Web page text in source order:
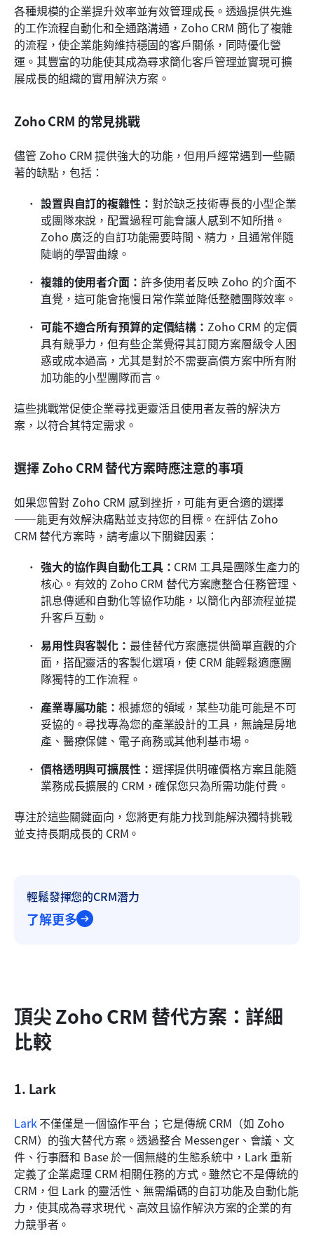
各種規模的企業提升效率並有效管理成長。透過提供先進
的工作流程自動化和全通路溝通，Zoho CRM 簡化了複雜
的流程，使企業能夠維持穩固的客戶關係，同時優化營
運。其豐富的功能使其成為尋求簡化客戶管理並實現可擴
展成長的組織的實用解決方案。
Zoho CRM 的常見挑戰
儘管 Zoho CRM 提供強大的功能，但用戶經常遇到一些顯
著的缺點，包括：
設置與自訂的複雜性： 對於缺乏技術專長的小型企業
或團隊來說，配置過程可能會讓人感到不知所措。
Zoho 廣泛的自訂功能需要時間、精力，且通常伴隨
陡峭的學習曲線。
複雜的使用者介面： 許多使用者反映 Zoho 的介面不
直覺，這可能會拖慢日常作業並降低整體團隊效率。
可能不適合所有預算的定價結構： Zoho CRM 的定價
具有競爭力，但有些企業覺得其訂閱方案層級令人困
惑或成本過高，尤其是對於不需要高價方案中所有附
加功能的小型團隊而言。
這些挑戰常促使企業尋找更靈活且使用者友善的解決方
案，以符合其特定需求。
選擇 Zoho CRM 替代方案時應注意的事項
如果您曾對 Zoho CRM 感到挫折，可能有更合適的選擇
——能更有效解決痛點並支持您的目標。在評估 Zoho
CRM 替代方案時，請考慮以下關鍵因素：
強大的協作與自動化工具： CRM 工具是團隊生產力的
核心。有效的 Zoho CRM 替代方案應整合任務管理、
訊息傳遞和自動化等協作功能，以簡化內部流程並提
升客戶互動。
易用性與客製化： 最佳替代方案應提供簡單直觀的介
面，搭配靈活的客製化選項，使 CRM 能輕鬆適應團
隊獨特的工作流程。
產業專屬功能：根據您的領域，某些功能可能是不可
妥協的。尋找專為您的產業設計的工具，無論是房地
產、醫療保健、電子商務或其他利基市場。
價格透明與可擴展性： 選擇提供明確價格方案且能隨
業務成長擴展的 CRM，確保您只為所需功能付費。
專注於這些關鍵面向，您將更有能力找到能解決獨特挑戰
並支持長期成長的 CRM。
輕鬆發揮您的CRM潛力
了解更多
頂尖 Zoho CRM 替代方案：詳細
比較
1. Lark
Lark 不僅僅是一個協作平台；它是傳統 CRM（如 Zoho
CRM）的強大替代方案。透過整合 Messenger、會議、文
件、行事曆和 Base 於一個無縫的生態系統中，Lark 重新
定義了企業處理 CRM 相關任務的方式。雖然它不是傳統的
CRM，但 Lark 的靈活性、無需編碼的自訂功能及自動化能
力，使其成為尋求現代、高效且協作解決方案的企業的有
力競爭者。